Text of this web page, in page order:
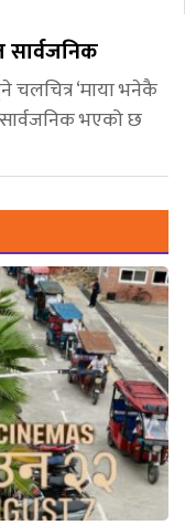
सार्वजनिक
चलचित्र ‘माया भनेकै
सार्वजनिक भएको छ